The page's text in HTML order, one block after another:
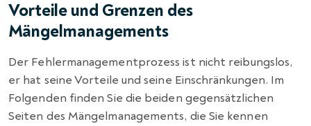
Vorteile und Grenzen des
Mängelmanagements
Der Fehlermanagementprozess ist nicht reibungslos,
er hat seine Vorteile und seine Einschränkungen. Im
Folgenden finden Sie die beiden gegensätzlichen
Seiten des Mängelmanagements, die Sie kennen